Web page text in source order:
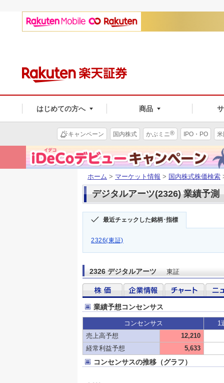
はじめての方へ 商品
キャンペーン 国内株式 かぶミニ® IPO・PO
ホーム > マーケット情報 > 国内株式株価検索
デジタルアーツ(2326) 業績予測
最近チェックした銘柄･指標
2326(東証)
2326 デジタルアーツ 東証